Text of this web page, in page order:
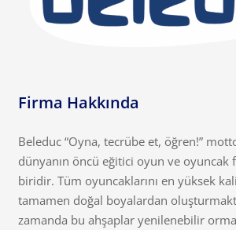
Firma Hakkında
Beleduc “Oyna, tecrübe et, öğren!”
dünyanın öncü eğitici oyun ve oyuncak
biridir. Tüm oyuncaklarını en yüksek
tamamen doğal boyalardan
zamanda bu ahşaplar yenilenebilir